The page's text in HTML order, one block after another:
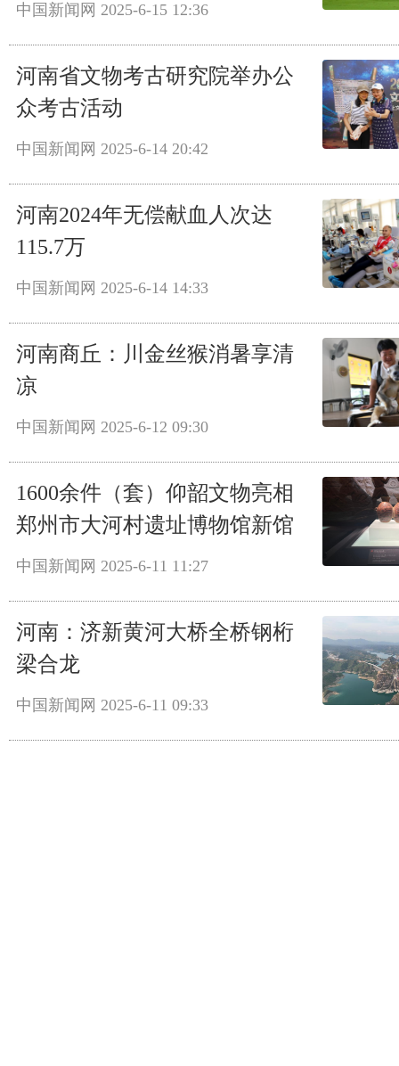
中国新闻网 2025-6-15 12:36
河南省文物考古研究院举办公
众考古活动
中国新闻网 2025-6-14 20:42
河南2024年无偿献血人次达
115.7万
中国新闻网 2025-6-14 14:33
河南商丘：川金丝猴消暑享清
凉
中国新闻网 2025-6-12 09:30
1600余件（套）仰韶文物亮相
郑州市大河村遗址博物馆新馆
中国新闻网 2025-6-11 11:27
河南：济新黄河大桥全桥钢桁
梁合龙
中国新闻网 2025-6-11 09:33